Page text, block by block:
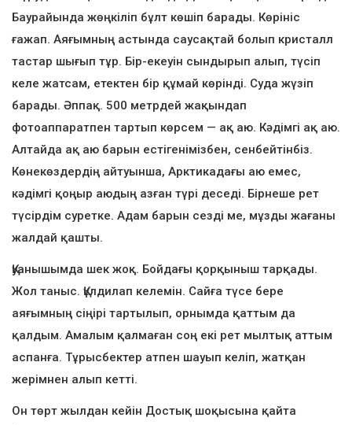
Баурайында жөңкіліп бұлт көшіп барады. Көрініс
ғажап. Аяғымның астында саусақтай болып кристалл
тастар шығып тұр. Бір-екеуін сындырып алып, түсіп
келе жатсам, етектен бір құмай көрінді. Суда жүзіп
барады. Әппақ. 500 метрдей жақындап
фотоаппаратпен тартып көрсем — ақ аю. Кәдімгі ақ аю.
Алтайда ақ аю барын естігенімізбен, сенбейтінбіз.
Көнекөздердің айтуынша, Арктикадағы аю емес,
кәдімгі қоңыр аюдың азған түрі деседі. Бірнеше рет
түсірдім суретке. Адам барын сезді ме, мұзды жағаны
жалдай қашты.
Қуанышымда шек жоқ. Бойдағы қорқыныш тарқады.
Жол таныс. Құлдилап келемін. Сайға түсе бере
аяғымның сіңірі тартылып, орнымда қаттым да
қалдым. Амалым қалмаған соң екі рет мылтық аттым
аспанға. Тұрысбектер атпен шауып келіп, жатқан
жерімнен алып кетті.
Он төрт жылдан кейін Достық шоқысына қайта